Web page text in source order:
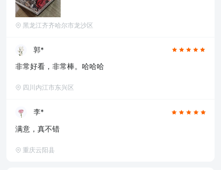
黑龙江齐齐哈尔市龙沙区
郭*
非常好看，非常棒。哈哈哈
四川内江市东兴区
李*
满意，真不错
重庆云阳县